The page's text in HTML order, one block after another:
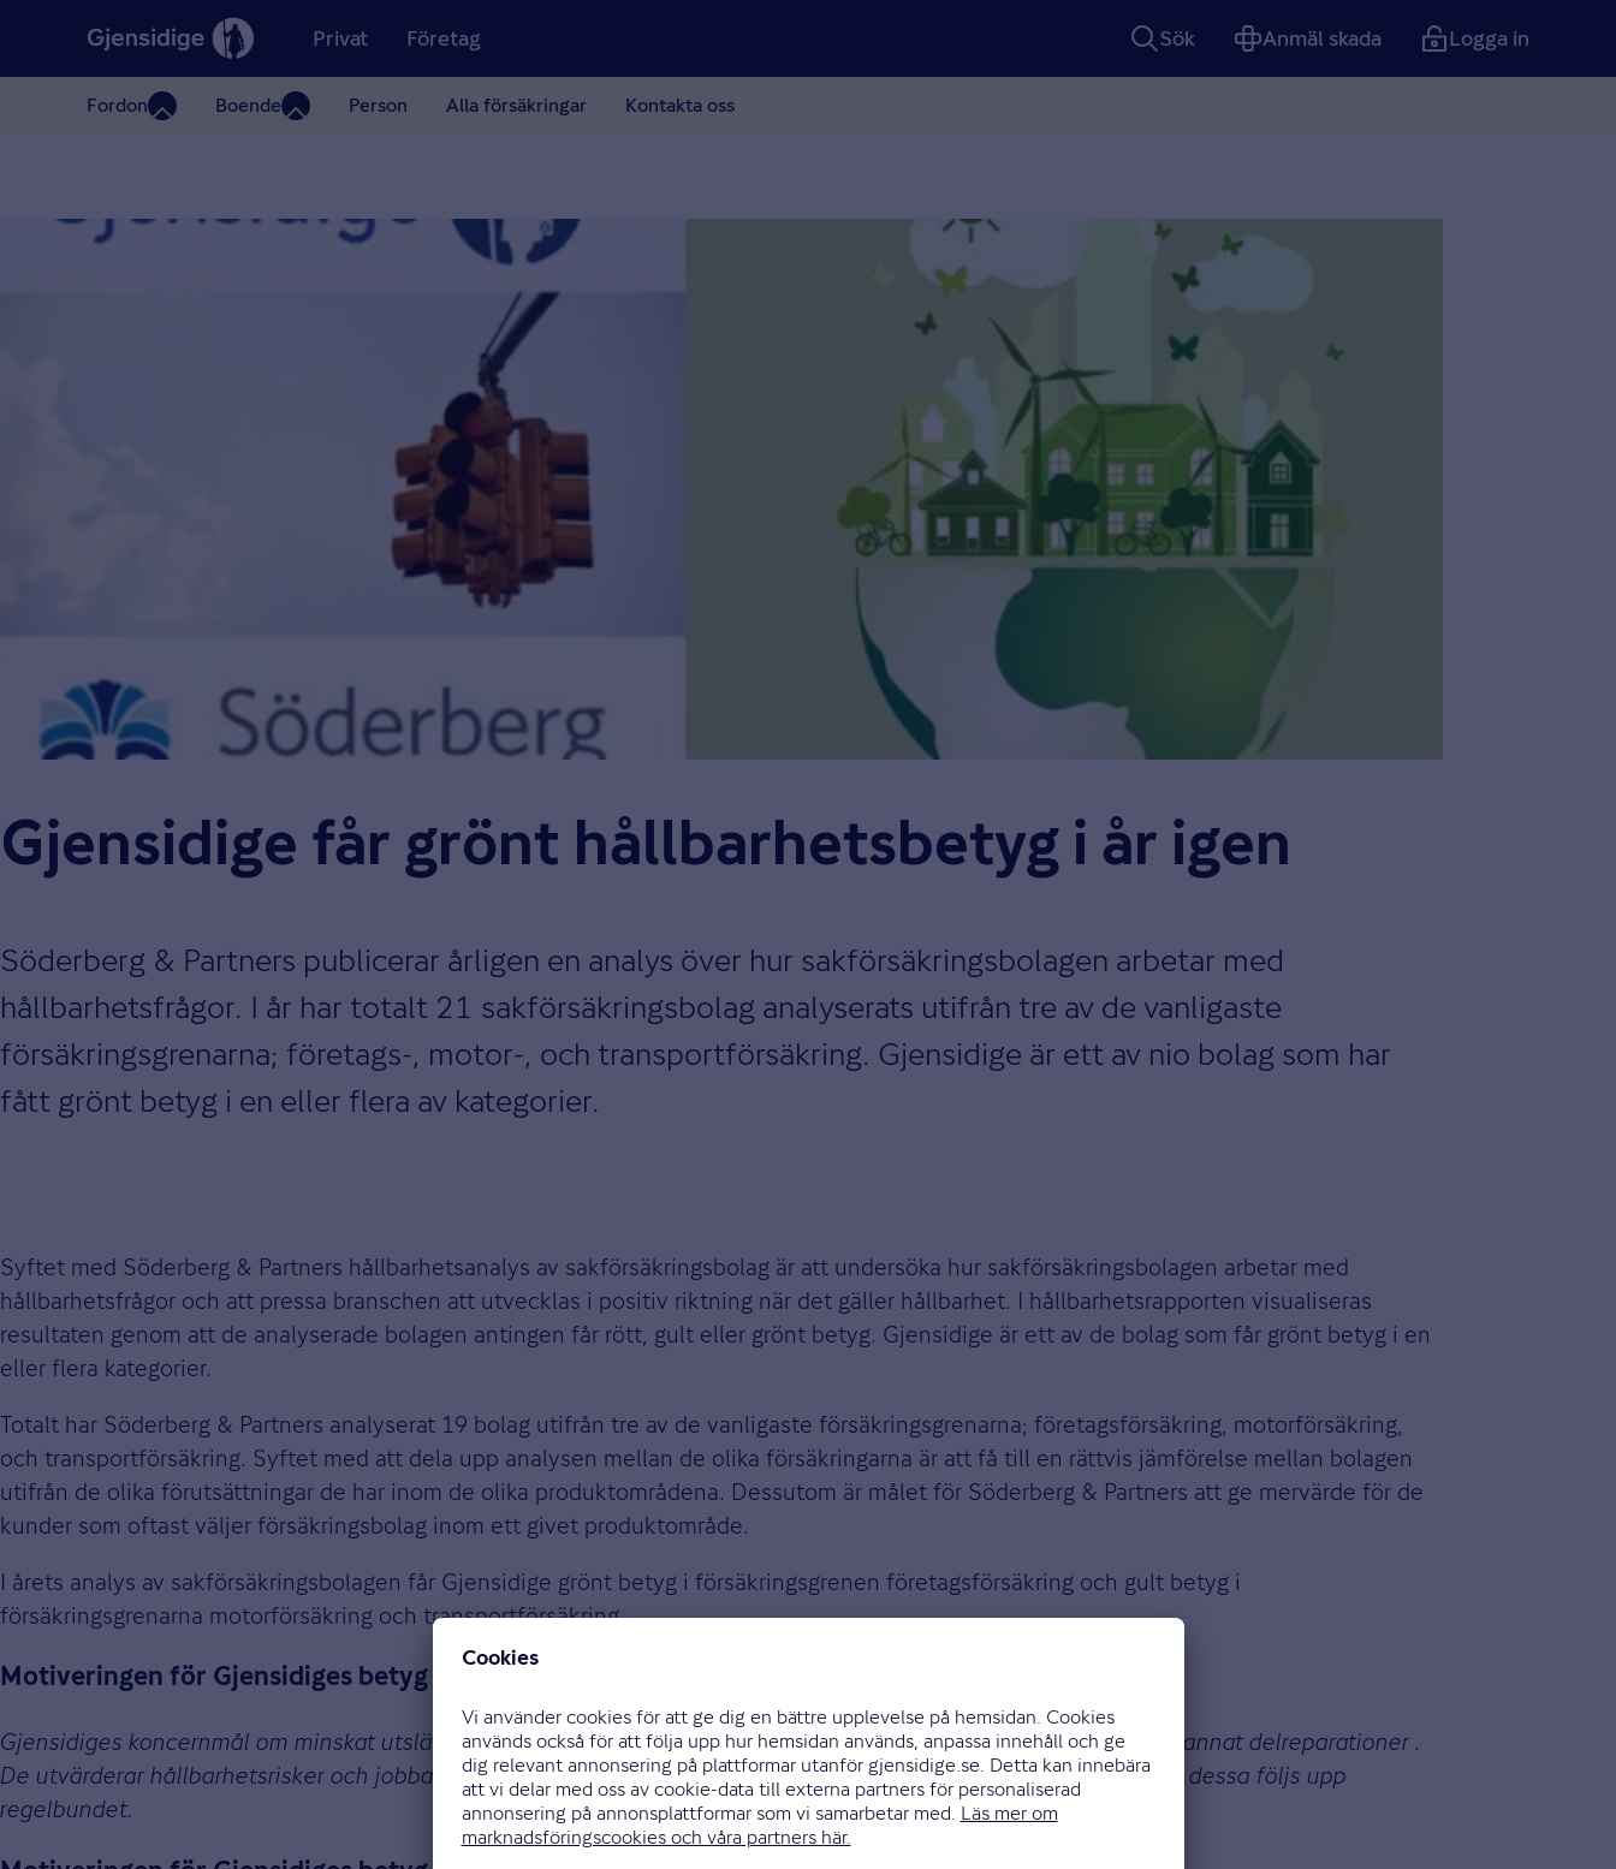
Privat
Fordon Boende Person Alla försäkringar Kontakta oss
Företag Sök Anmäl skada Logga in
Gjensidige får grönt hållbarhets­betyg i år igen
Söderberg & Partners publicerar årligen en analys över hur sakförsäkringsbolagen arbetar med
hållbarhetsfrågor. I år har totalt 21 sakförsäkringsbolag analyserats utifrån tre av de vanligaste
försäkringsgrenarna; företags-, motor-, och transportförsäkring. Gjensidige är ett av nio bolag som har
fått grönt betyg i en eller flera av kategorier.
Syftet med Söderberg & Partners hållbarhetsanalys av sakförsäkringsbolag är att undersöka hur sakförsäkringsbolagen arbetar med
hållbarhetsfrågor och att pressa branschen att utvecklas i positiv riktning när det gäller hållbarhet. I hållbarhetsrapporten visualiseras
resultaten genom att de analyserade bolagen antingen får rött, gult eller grönt betyg. Gjensidige är ett av de bolag som får grönt betyg i en
eller flera kategorier.
Totalt har Söderberg & Partners analyserat 19 bolag utifrån tre av de vanligaste försäkringsgrenarna; företagsförsäkring, motorförsäkring,
och transportförsäkring. Syftet med att dela upp analysen mellan de olika försäkringarna är att få till en rättvis jämförelse mellan bolagen
utifrån de olika förutsättningar de har inom de olika produktområdena. Dessutom är målet för Söderberg & Partners att ge mervärde för de
kunder som oftast väljer försäkringsbolag inom ett givet produktområde.
I årets analys av sakförsäkringsbolagen får Gjensidige grönt betyg i försäkringsgrenen företagsförsäkring och gult betyg i
försäkringsgrenarna motorförsäkring och transportförsäkring.
Motiveringen för Gjensidiges betyg för företagsförsäkring
Gjensidiges koncernmål om minskat utsläpp från skadehanteringen integreras i det dagliga arbetet genom bland annat delreparationer .
De utvärderar hållbarhetsrisker och jobbar aktivt för att minska skador. Ambitiösa krav ställs mot leverantörer och dessa följs upp
regelbundet.